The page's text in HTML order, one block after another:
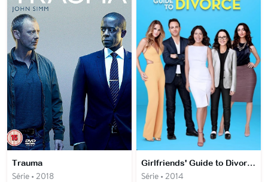
Trauma
Série • 2018
Girlfriends' Guide to Divorce
Série • 2014